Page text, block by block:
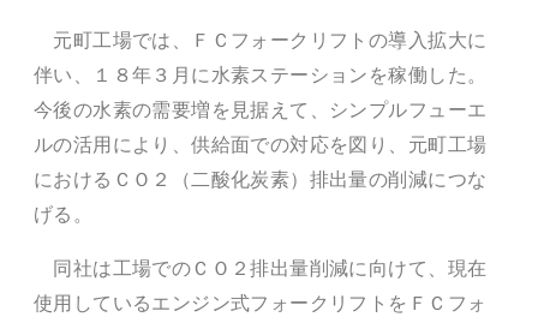
元町工場では、ＦＣフォークリフトの導入拡大に
伴い、１８年３月に水素ステーションを稼働した。
今後の水素の需要増を見据えて、シンプルフューエ
ルの活用により、供給面での対応を図り、元町工場
におけるＣＯ２（二酸化炭素）排出量の削減につな
げる。
同社は工場でのＣＯ２排出量削減に向けて、現在
使用しているエンジン式フォークリフトをＦＣフォ